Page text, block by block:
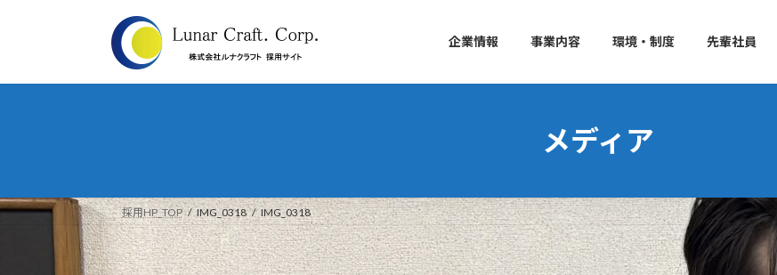
プ
動
企業情報 事業内容 環境・制度 先輩社員
メディア
採用HP_TOP IMG_0318 IMG_0318